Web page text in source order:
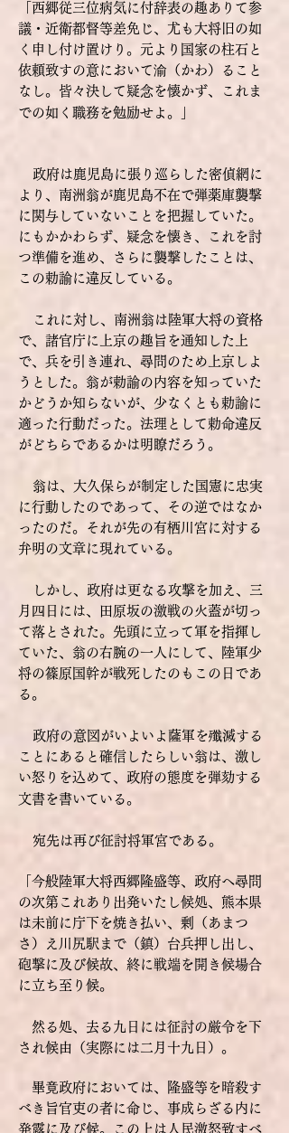
「西郷従三位病気に付辞表の趣ありて参
議・近衛都督等差免じ、尤も大将旧の如
く申し付け置けり。元より国家の柱石と
依頼致すの意において渝（かわ）ること
なし。皆々決して疑念を懐かず、これま
での如く職務を勉励せよ。」
政府は鹿児島に張り巡らした密偵網に
より、南洲翁が鹿児島不在で弾薬庫襲撃
に関与していないことを把握していた。
にもかかわらず、疑念を懐き、これを討
つ準備を進め、さらに襲撃したことは、
この勅諭に違反している。
これに対し、南洲翁は陸軍大将の資格
で、諸官庁に上京の趣旨を通知した上
で、兵を引き連れ、尋問のため上京しよ
うとした。翁が勅諭の内容を知っていた
かどうか知らないが、少なくとも勅諭に
適った行動だった。 法理として勅命違反
がどちらであるかは明瞭だろう。
翁は、大久保らが制定した国憲に忠実
に行動したのであって、その逆ではなか
ったのだ。それが先の有栖川宮に対する
弁明の文章に現れている。
しかし、政府は更なる攻撃を加え、三
月四日には、田原坂の激戦の火蓋が切っ
て落とされた。先頭に立って軍を指揮し
ていた、翁の右腕の一人にして、陸軍少
将の篠原国幹が戦死したのもこの日であ
る。
政府の意図がいよいよ薩軍を殲滅する
ことにあると確信したらしい翁は、激し
い怒りを込めて、政府の態度を弾劾する
文書を書いている。
宛先は再び征討将軍宮である。
「今般陸軍大将西郷隆盛等、政府へ尋問
の次第これあり出発いたし候処、熊本県
は未前に庁下を焼き払い、剰（あまつ
さ）え川尻駅まで（鎮）台兵押し出し、
砲撃に及び候故、終に戦端を開き候場合
に立ち至り候。
然る処、去る九日には征討の厳令を下
され候由（実際には二月十九日）。
畢竟政府においては、隆盛等を暗殺す
べき旨官吏の者に命じ、事成らざる内に
発露に及び候。この上は人民激怒致すべ